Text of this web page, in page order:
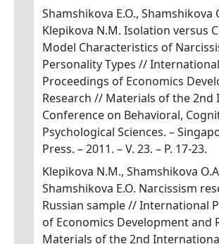
Shamshikova E.O., Shamshikova
Klepikova N.M. Isolation versus
Model Characteristics of
Personality Types // International
Proceedings of Economics
Research // Materials of the
Conference on Behavioral,
Psychological Sciences. –
Press. – 2011. – V. 23. – P. 17-23.
Klepikova N.M., Shamshikova
Shamshikova E.O. Narcissism
Russian sample // International
of Economics Development and
Materials of the 2nd